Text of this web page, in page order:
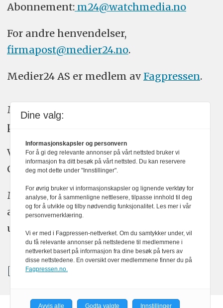
Abonnement:m24@watchmedia.no
For andre henvendelser,
firmapost@medier24.no.
Medier24 AS er medlem av Fagpressen.
Medier24 arbeider etter Vær Varsom-
plakatens regler for god presseskikk.
Vi bruker KI-verktøy som ChatGPT,
Claude, og Gemini i journalistikken vår.
Medier24s redaksjon har alltid det fulle
ansvar for publisert innhold, med eller
uten bruk av kunstig intelligens.
Dine valg:
Informasjonskapsler og personvern
For å gi deg relevante annonser på vårt nettsted bruker vi
informasjon fra ditt besøk på vårt nettsted. Du kan reservere
deg mot dette under "Innstillinger".
For øvrig bruker vi informasjonskapsler og lignende verktøy for
analyse, for å sammenligne nettlesere, tilpasse innhold til deg
og for å utvikle og tilby nødvendig funksjonalitet. Les mer i vår
personvernerklæring.
Vi er med i Fagpressen-nettverket. Om du samtykker under, vil
du få relevante annonser på nettstedene til medlemmene i
nettverket basert på informasjon fra dine besøk på tvers av
disse nettstedene. En oversikt over medlemmene finner du på
Fagpressen.no.
Avvis alle Godta valgte Innstillinger